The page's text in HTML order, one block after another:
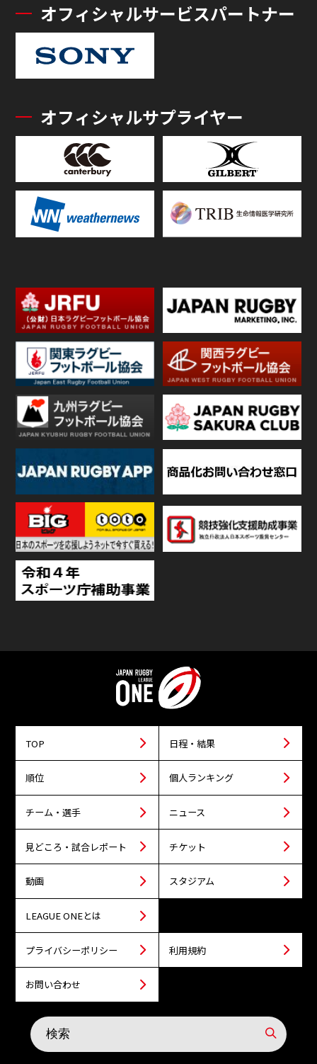
オフィシャルサービスパートナー
オフィシャルサプライヤー
TOP 日程・結果
順位 個人ランキング
チーム・選手 ニュース
見どころ・試合レポート チケット
動画 スタジアム
LEAGUE ONEとは
プライバシーポリシー 利用規約
お問い合わせ